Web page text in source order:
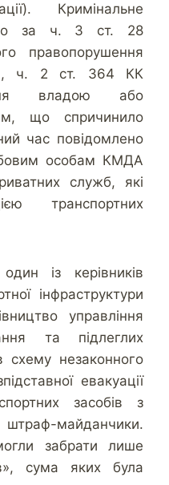
Кримінальне
за ч. 3 ст. 28
правопорушення
ч. 2 ст. 364 КК
владою або
що спричинило
час повідомлено
особам КМДА
служб, які
транспортних
із керівників
інфраструктури
управління
та підлеглих
схему незаконного
евакуації
засобів з
майданчики.
забрати лише
сума яких була